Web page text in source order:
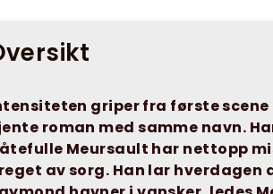
griper fra første scene
roman med samme navn.
Meursault har nettopp
av sorg. Han lar